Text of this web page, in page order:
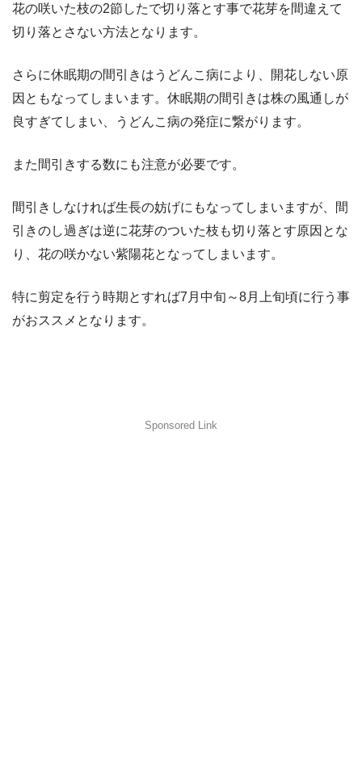
花の咲いた枝の2節したで切り落とす事で花芽を間違えて
切り落とさない方法となります。
さらに休眠期の間引きはうどんこ病により、開花しない原
因ともなってしまいます。休眠期の間引きは株の風通しが
良すぎてしまい、うどんこ病の発症に繋がります。
また間引きする数にも注意が必要です。
間引きしなければ生長の妨げにもなってしまいますが、間
引きのし過ぎは逆に花芽のついた枝も切り落とす原因とな
り、花の咲かない紫陽花となってしまいます。
特に剪定を行う時期とすれば7月中旬～8月上旬頃に行う事
がおススメとなります。
Sponsored Link